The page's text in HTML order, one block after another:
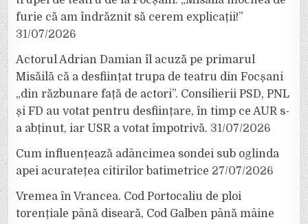
furie că am îndrăznit să cerem explicații!”
31/07/2026
Actorul Adrian Damian îl acuză pe primarul
Misăilă că a desființat trupa de teatru din Focșani
„din răzbunare față de actori”. Consilierii PSD, PNL
și FD au votat pentru desființare, în timp ce AUR s-
a abținut, iar USR a votat împotrivă. 31/07/2026
Cum influențează adâncimea sondei sub oglinda
apei acuratețea citirilor batimetrice 27/07/2026
Vremea în Vrancea. Cod Portocaliu de ploi
torențiale până diseară, Cod Galben până mâine